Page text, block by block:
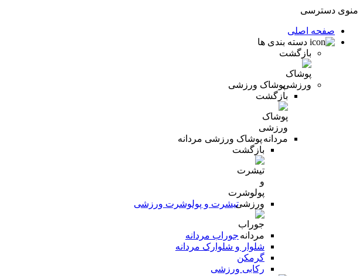
منوی دسترسی
صفحه اصلی
دسته بندی ها
بازگشت
پوشاک ورزشی
بازگشت
پوشاک ورزشی مردانه
بازگشت
تیشرت و پولوشرت ورزشی
جوراب مردانه
شلوار و شلوارک مردانه
گرمکن
رکابی ورزشی